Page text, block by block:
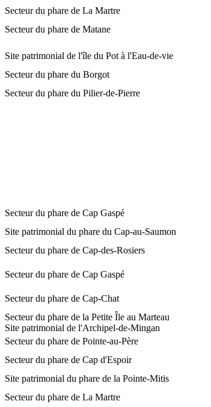
Secteur du phare de La Martre
Secteur du phare de Matane
Site patrimonial de l'île du Pot à l'Eau-de-vie
Secteur du phare du Borgot
Secteur du phare du Pilier-de-Pierre
Secteur du phare de Cap Gaspé
Site patrimonial du phare du Cap-au-Saumon
Secteur du phare de Cap-des-Rosiers
Secteur du phare de Cap Gaspé
Secteur du phare de Cap-Chat
Secteur du phare de la Petite Île au Marteau
Site patrimonial de l'Archipel-de-Mingan
Secteur du phare de Pointe-au-Père
Secteur du phare de Cap d'Espoir
Site patrimonial du phare de la Pointe-Mitis
Secteur du phare de La Martre